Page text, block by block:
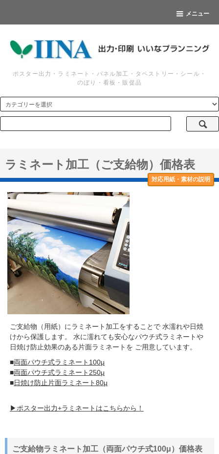
メニュー
ポスター出力・ラミネート・パネル加工・タペストリー・シール・
のぼり・看板・販促品
ラミネート加工（ご支給物）価格表
対応用紙・素材の説明
ご支給物（用紙）にラミネート加工をすることで 水濡れや日焼
けから保護します。 水に濡れても安心なパウチ式ラミネートや
日焼け防止効果のある片面ラミネートを ご用意しています。
■両面パウチ式ラミネート100μ
■両面パウチ式ラミネート250μ
■日焼け防止片面ラミネート80μ
▶ポスター出力+ラミネートはこちらから！
ご支給物ラミネート加工（両面パウチ式100μ）価格表